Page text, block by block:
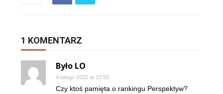
1 KOMENTARZ
Było LO
4 lutego 2022 at 23:50
Czy ktoś pamięta o rankingu Perspektyw?